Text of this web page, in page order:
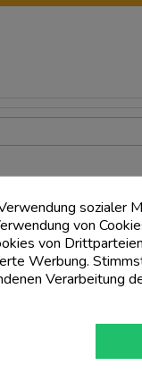
sozialer
von
von
Werbung.
Verarbeitung